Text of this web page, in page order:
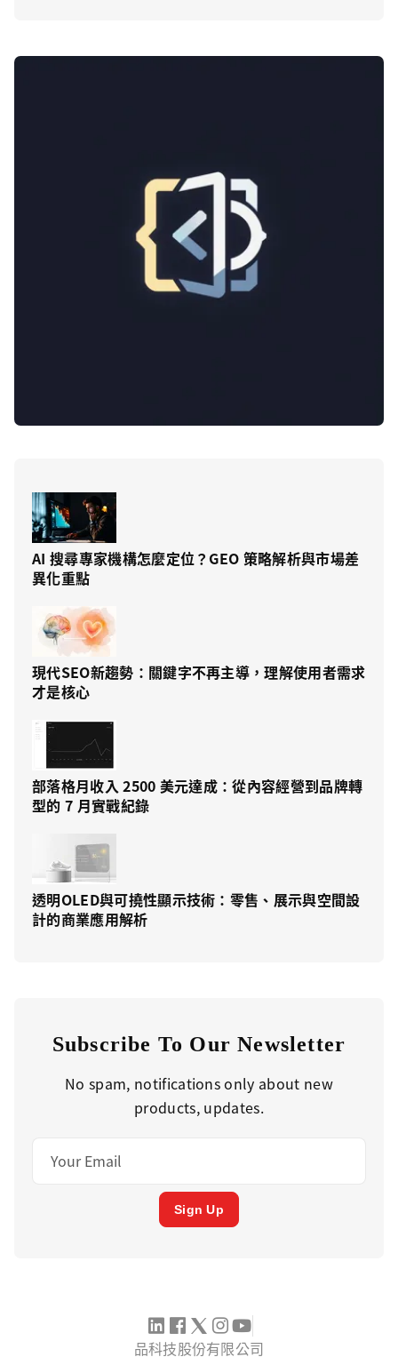
AI 搜尋專家機構怎麼定位？GEO 策略解析與市場差
異化重點
現代SEO新趨勢：關鍵字不再主導，理解使用者需求
才是核心
部落格月收入 2500 美元達成：從內容經營到品牌轉
型的 7 月實戰紀錄
透明OLED與可撓性顯示技術：零售、展示與空間設
計的商業應用解析
Subscribe To Our Newsletter
No spam, notifications only about new
products, updates.
Sign Up
品科技股份有限公司